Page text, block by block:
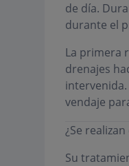
de día.
durante el
La primera
drenajes
vendaje
¿Se
Su